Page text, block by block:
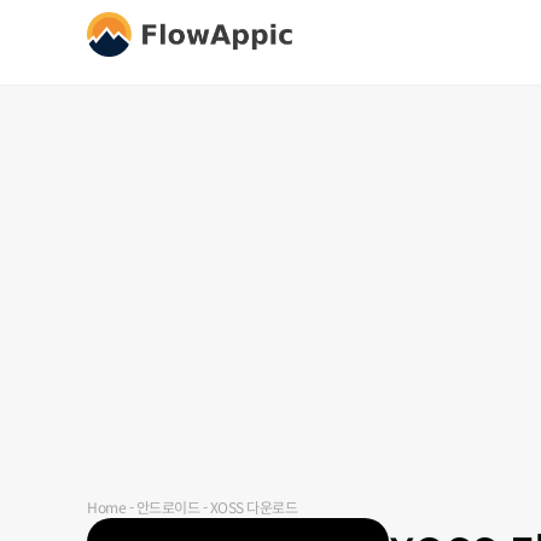
Home-안드로이드-XOSS 다운로드